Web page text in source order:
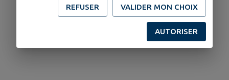
REFUSER VALIDER MON CHOIX
AUTORISER